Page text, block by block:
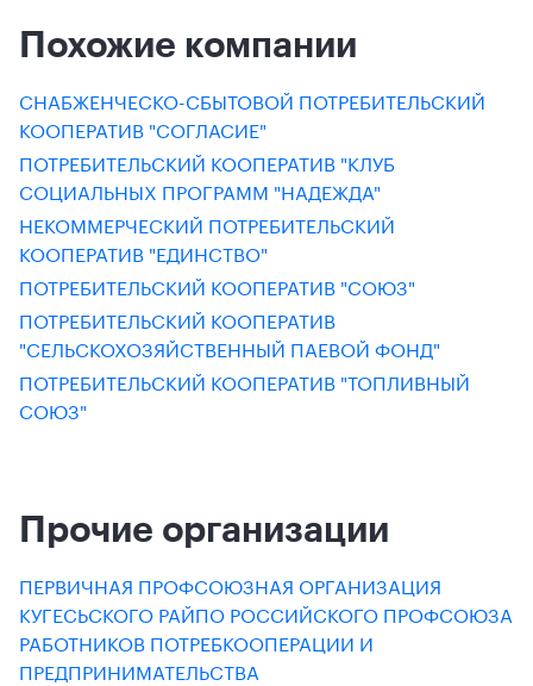
Похожие компании
СНАБЖЕНЧЕСКО-СБЫТОВОЙ ПОТРЕБИТЕЛЬСКИЙ
КООПЕРАТИВ "СОГЛАСИЕ"
ПОТРЕБИТЕЛЬСКИЙ КООПЕРАТИВ "КЛУБ
СОЦИАЛЬНЫХ ПРОГРАММ "НАДЕЖДА"
НЕКОММЕРЧЕСКИЙ ПОТРЕБИТЕЛЬСКИЙ
КООПЕРАТИВ "ЕДИНСТВО"
ПОТРЕБИТЕЛЬСКИЙ КООПЕРАТИВ "СОЮЗ"
ПОТРЕБИТЕЛЬСКИЙ КООПЕРАТИВ
"СЕЛЬСКОХОЗЯЙСТВЕННЫЙ ПАЕВОЙ ФОНД"
ПОТРЕБИТЕЛЬСКИЙ КООПЕРАТИВ "ТОПЛИВНЫЙ
СОЮЗ"
Прочие организации
ПЕРВИЧНАЯ ПРОФСОЮЗНАЯ ОРГАНИЗАЦИЯ
КУГЕСЬСКОГО РАЙПО РОССИЙСКОГО ПРОФСОЮЗА
РАБОТНИКОВ ПОТРЕБКООПЕРАЦИИ И
ПРЕДПРИНИМАТЕЛЬСТВА